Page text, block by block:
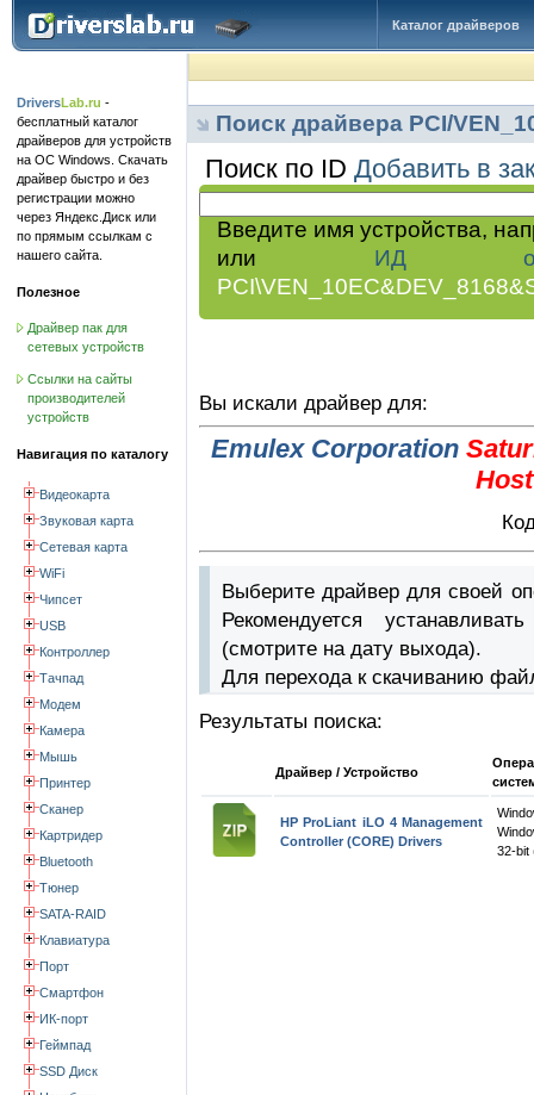
Каталог драйверов
DriversLab.ru -
бесплатный каталог
драйверов для устройств
на ОС Windows. Скачать
драйвер быстро и без
регистрации можно
через Яндекс.Диск или
по прямым ссылкам с
нашего сайта.
Полезное
Драйвер пак для
сетевых устройств
Ссылки на сайты
производителей
устройств
Навигация по каталогу
Видеокарта
Звуковая карта
Сетевая карта
WiFi
Чипсет
USB
Контроллер
Тачпад
Модем
Камера
Мышь
Принтер
Сканер
Картридер
Bluetooth
Тюнер
SATA-RAID
Клавиатура
Порт
Смартфон
ИК-порт
Геймпад
SSD Диск
Поиск драйвера PCI/
Поиск по ID Добавить в
Введите имя устройства,
или ИД
Вы искали драйвер для:
Emulex Corporation
Выберите драйвер для своей
Рекомендуется
(смотрите на дату выхода).
Для перехода к скачиванию
Результаты поиска:
Драйвер / Устройство
HP ProLiant iLO 4 Management
Controller (CORE) Drivers
32-bit